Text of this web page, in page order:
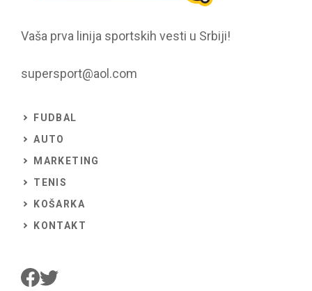
Vaša prva linija sportskih vesti u Srbiji!
supersport@aol.com
FUDBAL
AUTO
MARKETING
TENIS
KOŠARKA
KONTAKT